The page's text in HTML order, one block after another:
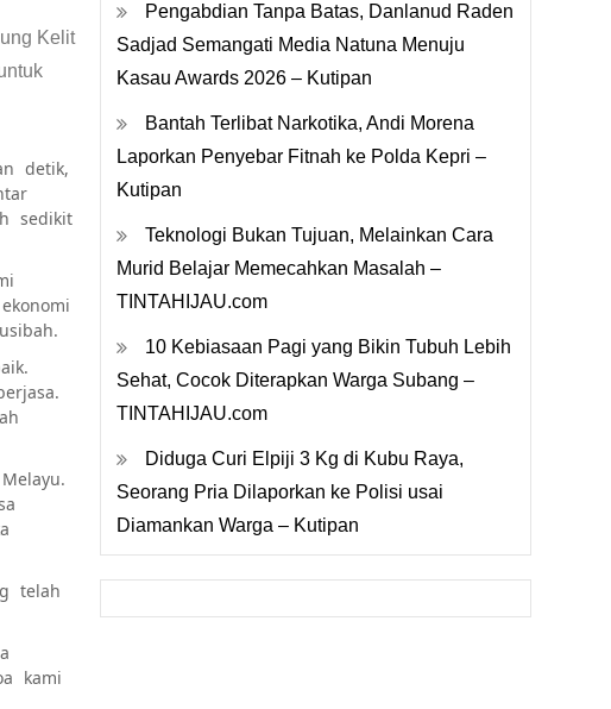
Kelit
detik,
sedikit
telah
kami
Pengabdian Tanpa Batas, Danlanud Raden
Sadjad Semangati Media Natuna Menuju
Kasau Awards 2026 – Kutipan
Bantah Terlibat Narkotika, Andi Morena
Laporkan Penyebar Fitnah ke Polda Kepri –
Kutipan
Teknologi Bukan Tujuan, Melainkan Cara
Murid Belajar Memecahkan Masalah –
TINTAHIJAU.com
10 Kebiasaan Pagi yang Bikin Tubuh Lebih
Sehat, Cocok Diterapkan Warga Subang –
TINTAHIJAU.com
Diduga Curi Elpiji 3 Kg di Kubu Raya,
Seorang Pria Dilaporkan ke Polisi usai
Diamankan Warga – Kutipan